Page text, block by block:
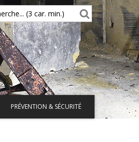
(3 car. min.)
PRÉVENTION & SÉCURITÉ